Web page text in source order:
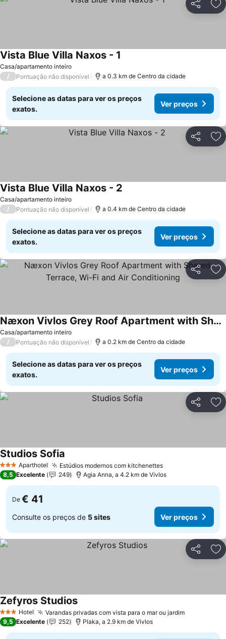
Partilhar
Casa/apartamento inteiro
Vista Blue Villa Naxos - 1
/ Pontuação não disponível a 0.3 km de Centro da cidade
Selecione as datas para ver os preços
exatos.
Ver preços
Partilhar
Casa/apartamento inteiro
Vista Blue Villa Naxos - 2
/ Pontuação não disponível a 0.4 km de Centro da cidade
Selecione as datas para ver os preços
exatos.
Ver preços
Partilhar
Casa/apartamento inteiro
Næxon Vivlos Grey Roof Apartment with Shared Terrace, Wi-Fi and Air Conditioning
/ Pontuação não disponível a 0.2 km de Centro da cidade
Selecione as datas para ver os preços
exatos.
Ver preços
Partilhar
3 EstrelasAparthotel Estúdios modernos com kitchenettes
Studios Sofia
8,5 Excelente 249 Agia Anna, a 4.2 km de Vivlos
De € 41
Consulte os preços de 5 sites Ver preços
Partilhar
3 EstrelasHotel Varandas privadas com vista para o mar ou jardim
Zefyros Studios
9,5 Excelente 252 Plaka, a 2.9 km de Vivlos